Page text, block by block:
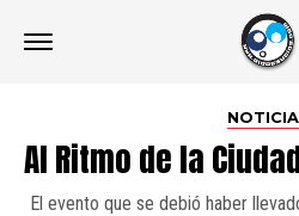
Al Ritmo de la
El evento que se debió haber